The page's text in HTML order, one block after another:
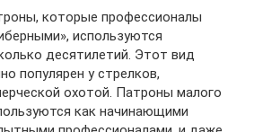
которые профессионалы
используются
десятилетий. Этот вид
популярен у стрелков,
охотой. Патроны малого
как начинающими